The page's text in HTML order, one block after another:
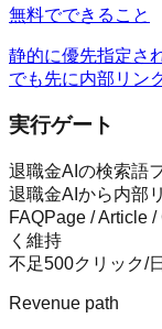
無料でできること
静的に優先指定さ
でも先に内部リン
実行ゲート
退職金AIの検索語
退職金AIから内部
FAQPage / Article
く維持
不足500クリック/
Revenue path